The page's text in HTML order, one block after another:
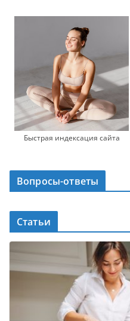
Быстрая индексация сайта
Вопросы-ответы
Статьи